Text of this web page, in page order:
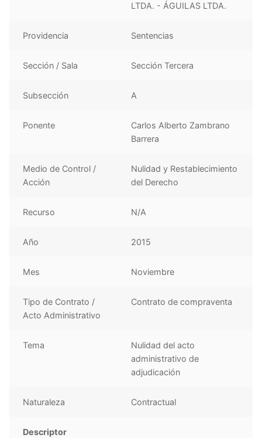
LTDA. - ÁGUILAS LTDA.
Providencia Sentencias
Sección / Sala Sección Tercera
Subsección A
Ponente
Carlos Alberto Zambrano
Barrera
Medio de Control /
Acción
Nulidad y Restablecimiento
del Derecho
Recurso N/A
Año 2015
Mes Noviembre
Tipo de Contrato /
Acto Administrativo
Contrato de compraventa
Tema
Nulidad del acto
administrativo de
adjudicación
Naturaleza Contractual
Descriptor